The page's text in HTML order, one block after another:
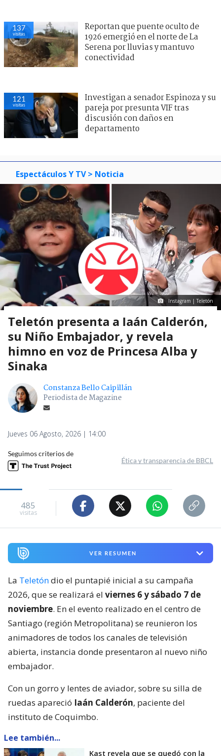
137
visitas
Reportan que puente oculto de
1926 emergió en el norte de La
Serena por lluvias y mantuvo
conectividad
121
visitas
Investigan a senador Espinoza y su
pareja por presunta VIF tras
discusión con daños en
departamento
Espectáculos Y TV > Noticia
Instagram | Teletón
Teletón presenta a Iaán Calderón,
su Niño Embajador, y revela
himno en voz de Princesa Alba y
Sinaka
Constanza Bello Caipillán
Periodista de Magazine
Jueves 06 Agosto, 2026 | 14:00
Seguimos criterios de
Ética y transparencia de BBCL
485
visitas
VER RESUMEN
La Teletóndio el puntapié inicial a su campaña
2026, que se realizará el viernes 6 y sábado 7 de
noviembre. En el evento realizado en el centro de
Santiago (región Metropolitana) se reunieron los
animadores de todos los canales de televisión
abierta, instancia donde presentaron al nuevo niño
embajador.
Con un gorro y lentes de aviador, sobre su silla de
ruedas apareció Iaán Calderón, paciente del
instituto de Coquimbo.
Lee también...
Kast revela que se quedó con la